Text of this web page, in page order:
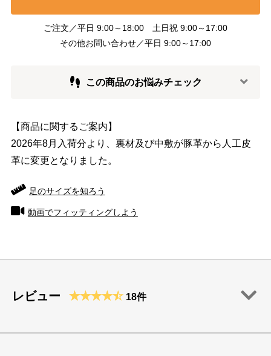
ご注文／平日 9:00～18:00 土日祝 9:00～17:00
その他お問い合わせ／平日 9:00～17:00
この商品のお悩みチェック
【商品に関するご案内】
2026年8月入荷分より、裏材及び中敷が豚革から人工皮
革に変更となりました。
足のサイズを知ろう
動画でフィッティングしよう
レビュー 18件